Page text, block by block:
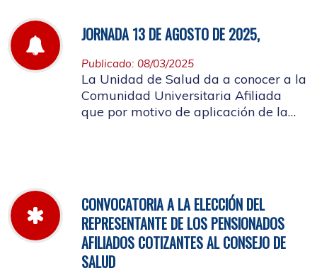
JORNADA 13 DE AGOSTO DE 2025,
Publicado: 08/03/2025
La Unidad de Salud da a conocer a la
Comunidad Universitaria Afiliada
que por motivo de aplicación de la
CONVOCATORIA A LA ELECCIÓN DEL
REPRESENTANTE DE LOS PENSIONADOS
AFILIADOS COTIZANTES AL CONSEJO DE
SALUD